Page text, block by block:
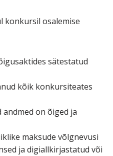
konkursil osalemise
sätestatud
kõik konkursiteates
on õiged ja
maksude võlgnevusi
ja digiallkirjastatud või